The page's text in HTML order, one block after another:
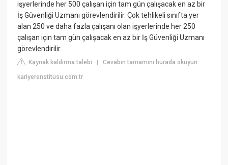
işyerlerinde her 500 çalışan için tam gün çalışacak en az bir
İş Güvenliği Uzmanı görevlendirilir. Çok tehlikeli sınıfta yer
alan 250 ve daha fazla çalışanı olan işyerlerinde her 250
çalışan için tam gün çalışacak en az bir İş Güvenliği Uzmanı
görevlendirilir.
Kaynak kaldırma talebi |Cevabın tamamını burada okuyun:
kariyerenstitusu.com.tr